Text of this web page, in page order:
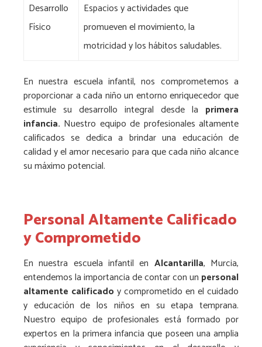
Desarrollo
Físico
Espacios y actividades que
promueven el movimiento, la
motricidad y los hábitos saludables.
En nuestra escuela infantil, nos comprometemos a
proporcionar a cada niño un entorno enriquecedor que
estimule su desarrollo integral desde la primera
infancia. Nuestro equipo de profesionales altamente
calificados se dedica a brindar una educación de
calidad y el amor necesario para que cada niño alcance
su máximo potencial.
Personal Altamente Calificado
y Comprometido
En nuestra escuela infantil en Alcantarilla, Murcia,
entendemos la importancia de contar con un personal
altamente calificado y comprometido en el cuidado
y educación de los niños en su etapa temprana.
Nuestro equipo de profesionales está formado por
expertos en la primera infancia que poseen una amplia